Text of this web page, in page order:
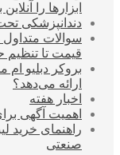
ابزارها را
دندانپزشکی
سوالات
قیمت تا
ارائه می‌دهد؟
اخبار هفته
اهمیت آگهی
راهنمای خرید
صنعتی